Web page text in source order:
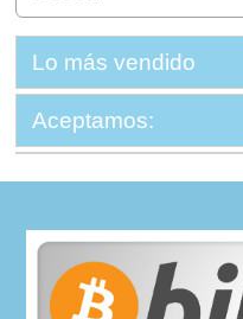
Lo más vendido
Aceptamos: